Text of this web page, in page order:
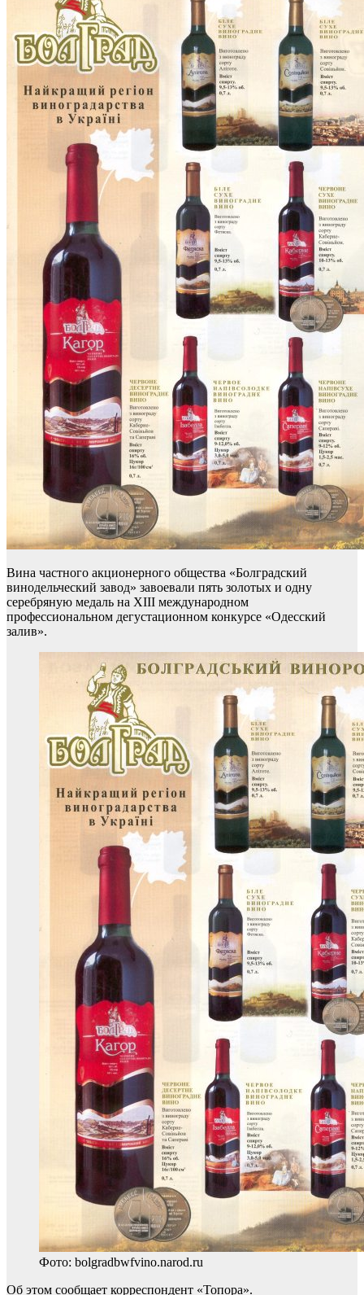
Вина частного акционерного общества «Болградский
винодельческий завод» завоевали пять золотых и одну
серебряную медаль на XIII международном
профессиональном дегустационном конкурсе «Одесский
залив».
Фото: bolgradbwfvino.narod.ru
Об этом сообщает корреспондент «Топора».